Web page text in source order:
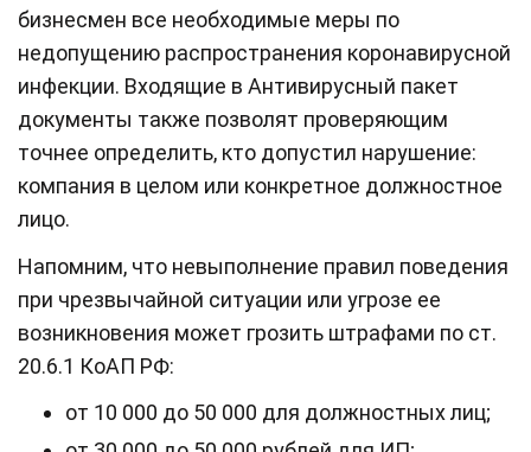
бизнесмен все необходимые меры по
недопущению распространения коронавирусной
инфекции. Входящие в Антивирусный пакет
документы также позволят проверяющим
точнее определить, кто допустил нарушение:
компания в целом или конкретное должностное
лицо.
Напомним, что невыполнение правил поведения
при чрезвычайной ситуации или угрозе ее
возникновения может грозить штрафами по ст.
20.6.1 КоАП РФ:
от 10 000 до 50 000 для должностных лиц;